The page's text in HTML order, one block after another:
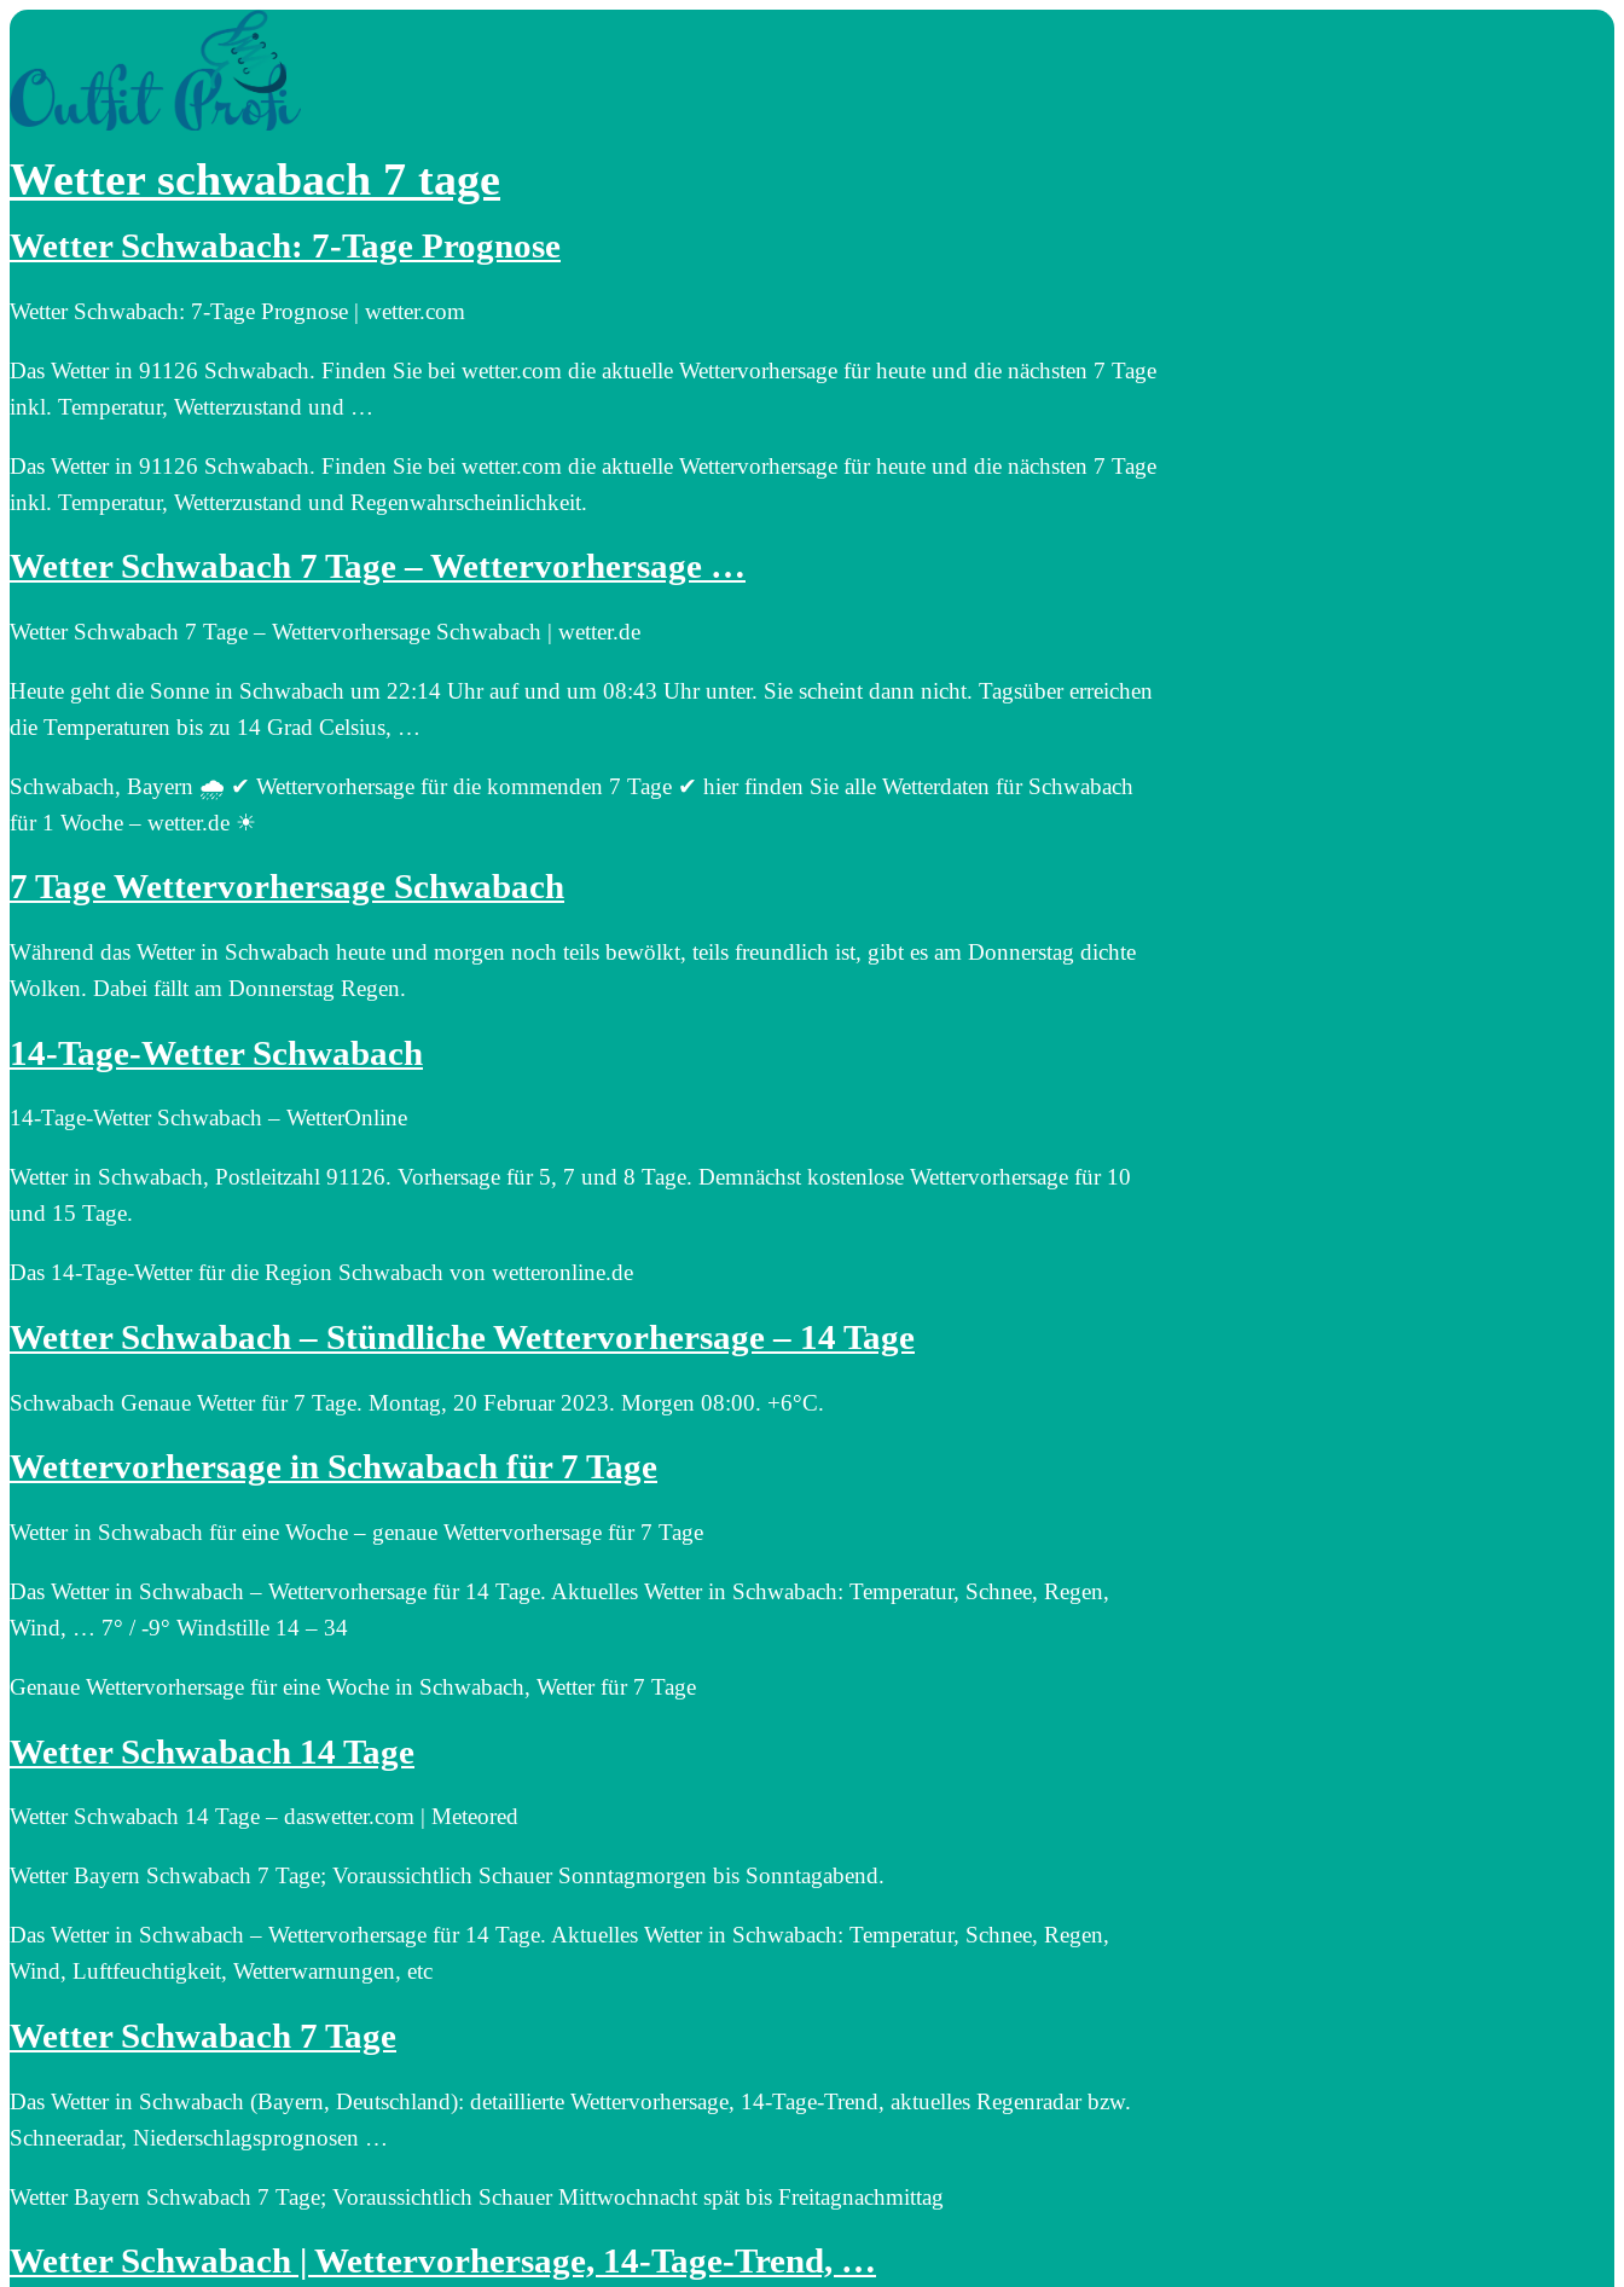
Wetter schwabach 7 tage
Wetter Schwabach: 7-Tage Prognose
Wetter Schwabach: 7-Tage Prognose | wetter.com
Das Wetter in 91126 Schwabach. Finden Sie bei wetter.com die aktuelle Wettervorhersage für heute und die nächsten 7 Tage
inkl. Temperatur, Wetterzustand und …
Das Wetter in 91126 Schwabach. Finden Sie bei wetter.com die aktuelle Wettervorhersage für heute und die nächsten 7 Tage
inkl. Temperatur, Wetterzustand und Regenwahrscheinlichkeit.
Wetter Schwabach 7 Tage – Wettervorhersage …
Wetter Schwabach 7 Tage – Wettervorhersage Schwabach | wetter.de
Heute geht die Sonne in Schwabach um 22:14 Uhr auf und um 08:43 Uhr unter. Sie scheint dann nicht. Tagsüber erreichen
die Temperaturen bis zu 14 Grad Celsius, …
Schwabach, Bayern 🌧️ ✔ Wettervorhersage für die kommenden 7 Tage ✔ hier finden Sie alle Wetterdaten für Schwabach
für 1 Woche – wetter.de ☀
7 Tage Wettervorhersage Schwabach
Während das Wetter in Schwabach heute und morgen noch teils bewölkt, teils freundlich ist, gibt es am Donnerstag dichte
Wolken. Dabei fällt am Donnerstag Regen.
14-Tage-Wetter Schwabach
14-Tage-Wetter Schwabach – WetterOnline
Wetter in Schwabach, Postleitzahl 91126. Vorhersage für 5, 7 und 8 Tage. Demnächst kostenlose Wettervorhersage für 10
und 15 Tage.
Das 14-Tage-Wetter für die Region Schwabach von wetteronline.de
Wetter Schwabach – Stündliche Wettervorhersage – 14 Tage
Schwabach Genaue Wetter für 7 Tage. Montag, 20 Februar 2023. Morgen 08:00. +6°C.
Wettervorhersage in Schwabach für 7 Tage
Wetter in Schwabach für eine Woche – genaue Wettervorhersage für 7 Tage
Das Wetter in Schwabach – Wettervorhersage für 14 Tage. Aktuelles Wetter in Schwabach: Temperatur, Schnee, Regen,
Wind, … 7° / -9° Windstille 14 – 34
Genaue Wettervorhersage für eine Woche in Schwabach, Wetter für 7 Tage
Wetter Schwabach 14 Tage
Wetter Schwabach 14 Tage – daswetter.com | Meteored
Wetter Bayern Schwabach 7 Tage; Voraussichtlich Schauer Sonntagmorgen bis Sonntagabend.
Das Wetter in Schwabach – Wettervorhersage für 14 Tage. Aktuelles Wetter in Schwabach: Temperatur, Schnee, Regen,
Wind, Luftfeuchtigkeit, Wetterwarnungen, etc
Wetter Schwabach 7 Tage
Das Wetter in Schwabach (Bayern, Deutschland): detaillierte Wettervorhersage, 14-Tage-Trend, aktuelles Regenradar bzw.
Schneeradar, Niederschlagsprognosen …
Wetter Bayern Schwabach 7 Tage; Voraussichtlich Schauer Mittwochnacht spät bis Freitagnachmittag
Wetter Schwabach | Wettervorhersage, 14-Tage-Trend, …